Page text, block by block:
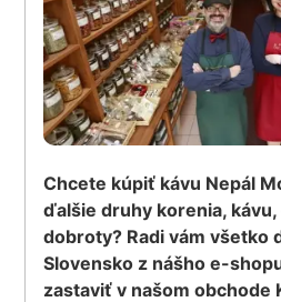
Chcete kúpiť kávu Nepál
ďalšie druhy korenia, kávu,
dobroty? Radi vám všetko
Slovensko z nášho e-
zastaviť v našom obchode